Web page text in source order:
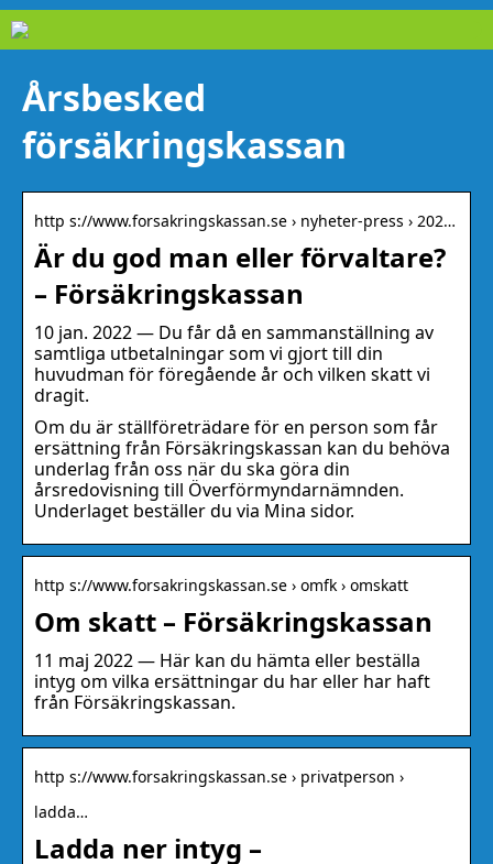
Årsbesked
försäkringskassan
http s://www.forsakringskassan.se › nyheter-press › 202…
Är du god man eller förvaltare?
– Försäkringskassan
10 jan. 2022 — Du får då en sammanställning av
samtliga utbetalningar som vi gjort till din
huvudman för föregående år och vilken skatt vi
dragit.
Om du är ställföreträdare för en person som får
ersättning från Försäkringskassan kan du behöva
underlag från oss när du ska göra din
årsredovisning till Överförmyndarnämnden.
Underlaget beställer du via Mina sidor.
http s://www.forsakringskassan.se › omfk › omskatt
Om skatt – Försäkringskassan
11 maj 2022 — Här kan du hämta eller beställa
intyg om vilka ersättningar du har eller har haft
från Försäkringskassan.
http s://www.forsakringskassan.se › privatperson ›
ladda…
Ladda ner intyg –